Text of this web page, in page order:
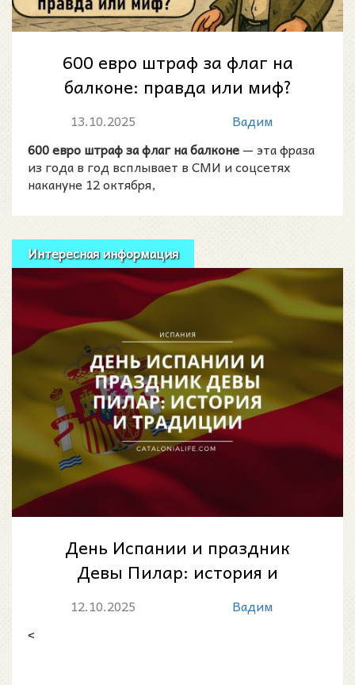
600 евро штраф за флаг на
балконе: правда или миф?
13.10.2025
Вадим
600 евро штраф за флаг на балконе— эта фраза
из года в год всплывает в СМИ и соцсетях
накануне 12 октября,
Интересная информация
День Испании и праздник
Девы Пилар: история и
традиции
12.10.2025 Вадим
<